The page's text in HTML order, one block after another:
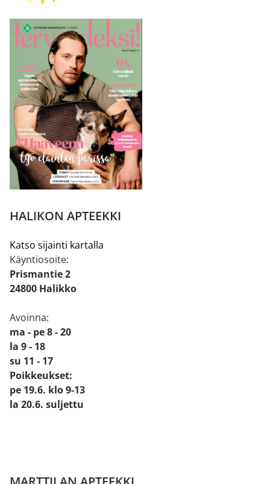
HALIKON APTEEKKI
Katso sijainti kartalla
Käyntiosoite:
Prismantie 2
24800 Halikko
Avoinna:
ma - pe 8 - 20
la 9 - 18
su 11 - 17
Poikkeukset:
pe 19.6. klo 9-13
la 20.6. suljettu